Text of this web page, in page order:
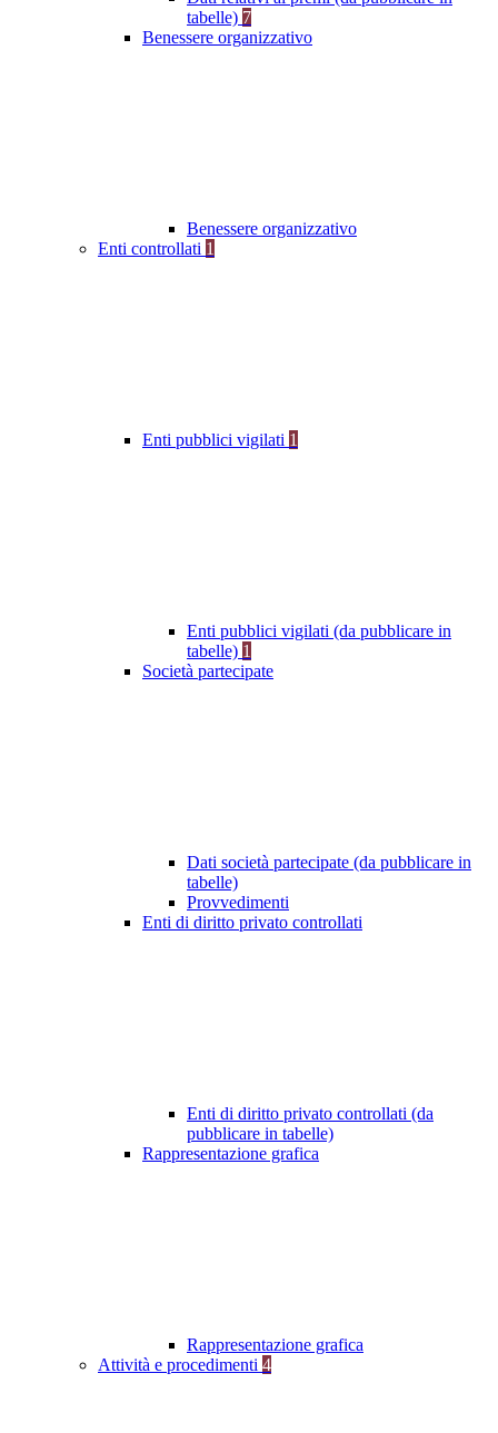
tabelle) 7
Benessere organizzativo
Benessere organizzativo
Enti controllati 1
Enti pubblici vigilati 1
Enti pubblici vigilati (da pubblicare in
tabelle) 1
Società partecipate
Dati società partecipate (da pubblicare in
tabelle)
Provvedimenti
Enti di diritto privato controllati
Enti di diritto privato controllati (da
pubblicare in tabelle)
Rappresentazione grafica
Rappresentazione grafica
Attività e procedimenti 4